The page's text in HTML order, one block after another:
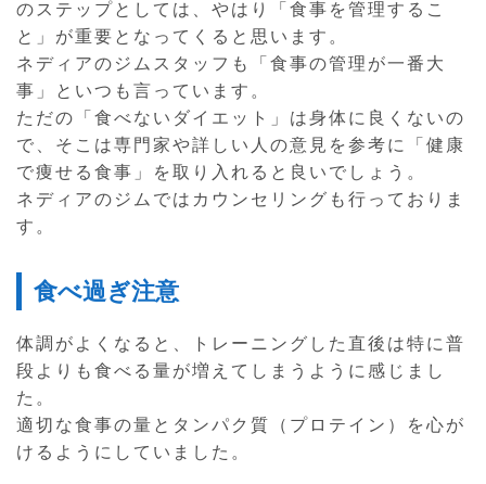
のステップとしては、やはり「食事を管理するこ
と」が重要となってくると思います。
ネディアのジムスタッフも「食事の管理が一番大
事」といつも言っています。
ただの「食べないダイエット」は身体に良くないの
で、そこは専門家や詳しい人の意見を参考に「健康
で痩せる食事」を取り入れると良いでしょう。
ネディアのジムではカウンセリングも行っておりま
す。
食べ過ぎ注意
体調がよくなると、トレーニングした直後は特に普
段よりも食べる量が増えてしまうように感じまし
た。
適切な食事の量とタンパク質（プロテイン）を心が
けるようにしていました。